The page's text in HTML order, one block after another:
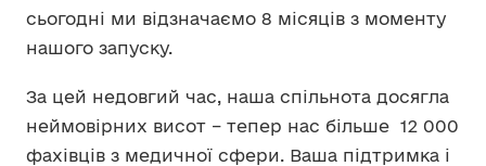
сьогодні ми відзначаємо 8 місяців з моменту
нашого запуску.
За цей недовгий час, наша спільнота досягла
неймовірних висот – тепер нас більше 12 000
фахівців з медичної сфери. Ваша підтримка і